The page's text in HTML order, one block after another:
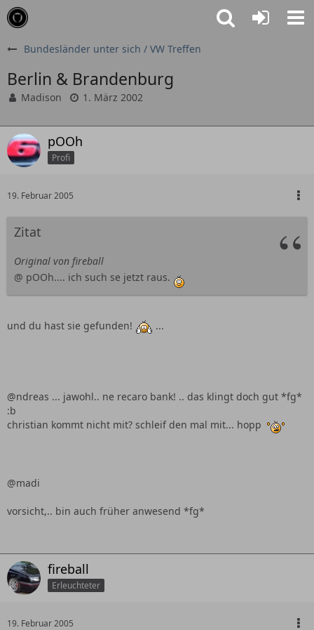
Bundesländer unter sich / VW Treffen
Berlin & Brandenburg
Madison 1. März 2002
pOOh
Profi
19. Februar 2005
Zitat
Original von fireball
@ pOOh.... ich such se jetzt raus.
und du hast sie gefunden! ...
@ndreas ... jawohl.. ne recaro bank! .. das klingt doch gut *fg*
:b
christian kommt nicht mit? schleif den mal mit... hopp
@madi
vorsicht,.. bin auch früher anwesend *fg*
fireball
Erleuchteter
19. Februar 2005